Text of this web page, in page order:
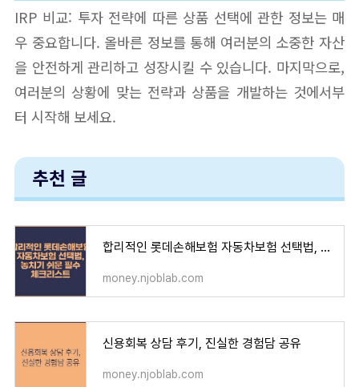
IRP 비교: 투자 전략에 따른 상품 선택에 관한 정보는 매
우 중요합니다. 올바른 정보를 통해 여러분의 소중한 자산
을 안전하게 관리하고 성장시킬 수 있습니다. 마지막으로,
여러분의 상황에 맞는 전략과 상품을 개발하는 것에서부
터 시작해 보세요.
추천 글
합리적인 롯데손해보험 자동차보험 선택법, 놓치기 쉬운 필수 체크리스트
money.njoblab.com
신용회복 상담 후기, 진실한 경험담 공유
money.njoblab.com